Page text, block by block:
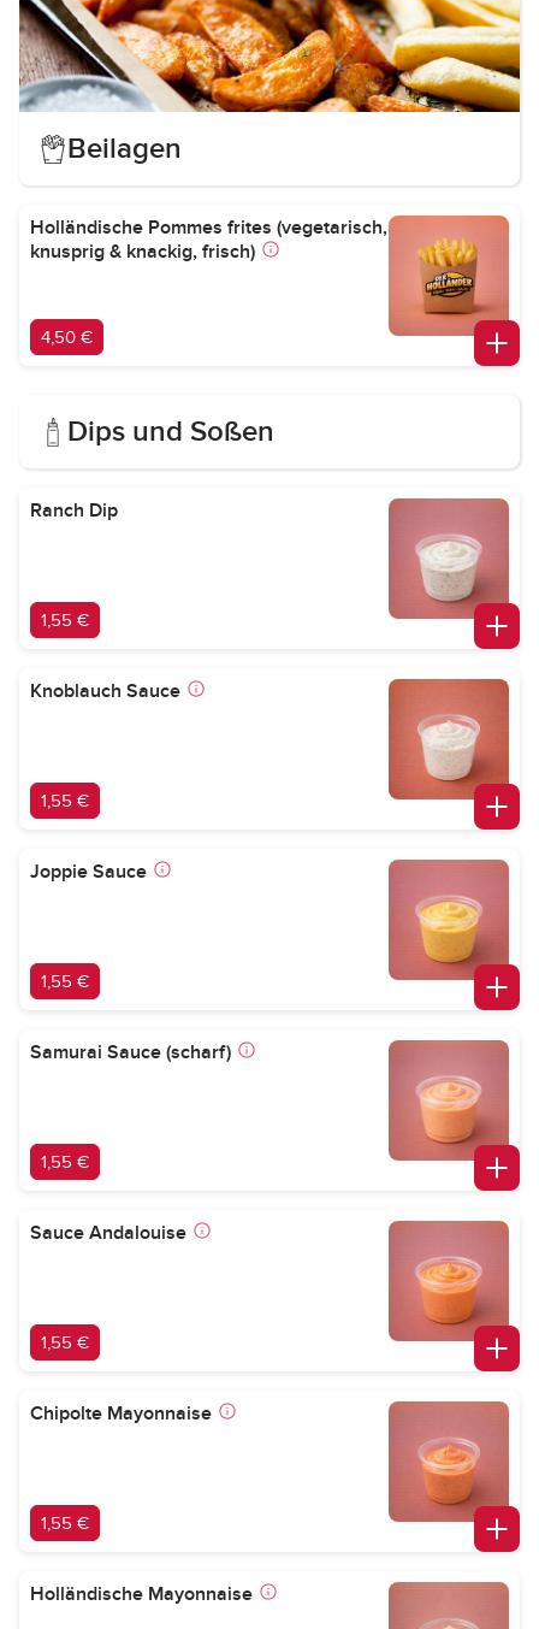
Beilagen
Holländische Pommes frites (vegetarisch,
knusprig & knackig, frisch)
4,50 €
Dips und Soßen
Ranch Dip
1,55 €
Knoblauch Sauce
1,55 €
Joppie Sauce
1,55 €
Samurai Sauce (scharf)
1,55 €
Sauce Andalouise
1,55 €
Chipolte Mayonnaise
1,55 €
Holländische Mayonnaise